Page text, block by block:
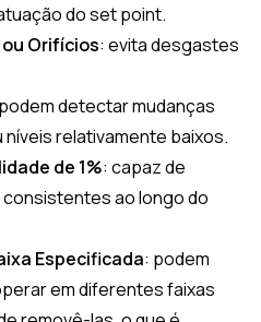
do set point.
Orifícios: evita desgastes
detectar mudanças
relativamente baixos.
de 1%: capaz de
ao longo do
Especificada: podem
em diferentes faixas